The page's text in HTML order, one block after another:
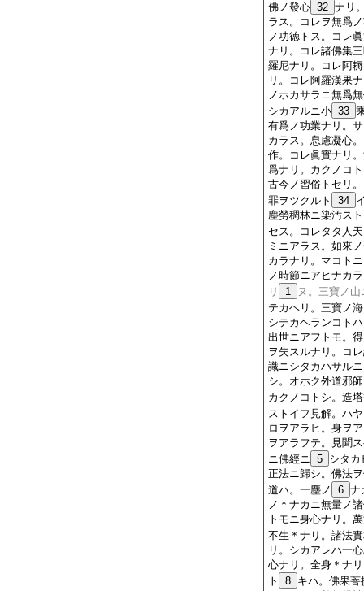
佛ノ發心 32 ナリ
ラス。コレヲ無爲
ノ功徳トス。コレ
ナリ。コレ諸佛集
羅尼ナリ。コレ阿
リ。コレ阿羅漢果
ノホカサラニ無爲
シカアルニ小 33
有爲ノ功業ナリ。
カラス。息慮凝心
作。コレ眞實ナリ
爲ナリ。カクノコ
古今ノ習俗トセリ
罪ヲツクルト
34
塵勞稠林ニ染汚ス
セス。コレタタ人
ミニアラス。如來
カラナリ。マコト
ノ時節ニアヒナカ
リ
1
ヌ。三寶ノ
テカヘリ。三寶ノ
シテカヘランコト
出世ニアフトモ。
ヲ失スルナリ。コ
識ニシタカハサル
シ。オホク外道邪
カクノコトシ。造
ストイフ見解。ハ
ロヲアラヒ。身ヲ
ヲアラフテ。見聞
ニ佛經ニ 5 シタカ
正法ニ歸シ。佛法
道ハ。一塵ノ
6 ナ
ノ＊ナカニ無量ノ
トモニ身心ナリ。
不生＊ナリ。諸法
リ。シカアレハ一
心ナリ。全身＊ナ
ト
8 キハ。佛果